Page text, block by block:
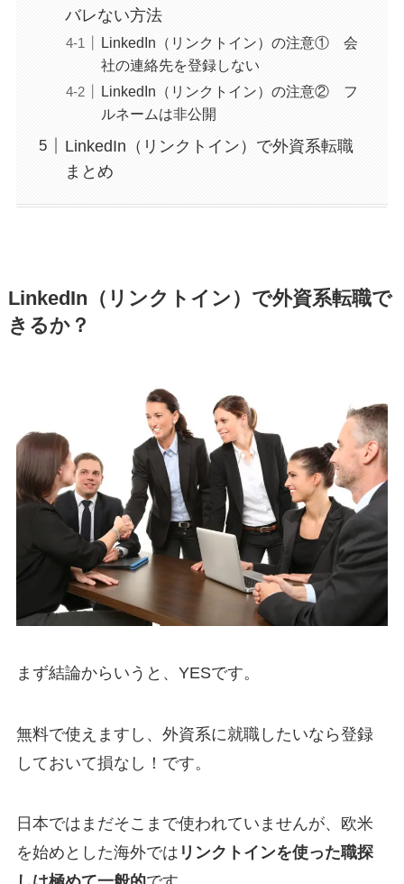
バレない方法
LinkedIn（リンクトイン）の注意① 会
社の連絡先を登録しない
LinkedIn（リンクトイン）の注意② フ
ルネームは非公開
LinkedIn（リンクトイン）で外資系転職
まとめ
LinkedIn（リンクトイン）で外資系転職で
きるか？
まず結論からいうと、YESです。
無料で使えますし、外資系に就職したいなら登録
しておいて損なし！です。
日本ではまだそこまで使われていませんが、欧米
を始めとした海外では リンクトインを使った職探